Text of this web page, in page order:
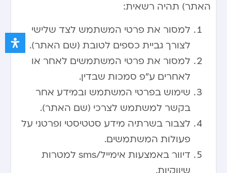
האתר) תהיה רשאית:
למסור את פרטי המשתמש לצד שלישי
לצורך גביית כספים לטובת (שם האתר).
למסור את פרטי המשתמשים לאחר או
לאחרים ע”פ סמכות שבדין.
שימוש בפרטי המשתמש ובמידע אחר
בקשר למשתמש לצרכי (שם האתר).
לצבור בשרתיה מידע סטטיסטי ופרטני על
פעולות המשתמשים.
דיוור באמצעות אימייל/sms למטרות